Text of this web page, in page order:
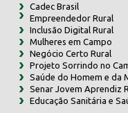
Cadec Brasil
Empreendedor Rural
Inclusão Digital Rural
Mulheres em Campo
Negócio Certo Rural
Projeto Sorrindo no
Saúde do Homem e da
Senar Jovem Aprendiz
Educação Sanitária e